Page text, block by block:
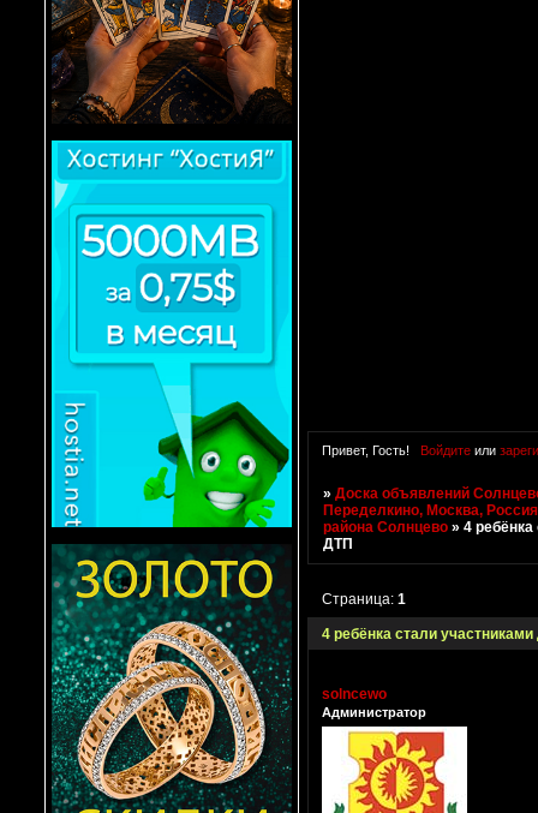
Привет, Гость! Войдитеили
»Доска объявлений
Переделкино, Москва, Россия
района Солнцево »4
ДТП
4 ребёнка стали
Страница:1
solncewo
Администратор